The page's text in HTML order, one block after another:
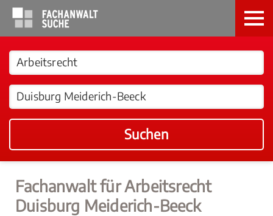
Suchen
Fachanwalt für Arbeitsrecht
Duisburg Meiderich-Beeck